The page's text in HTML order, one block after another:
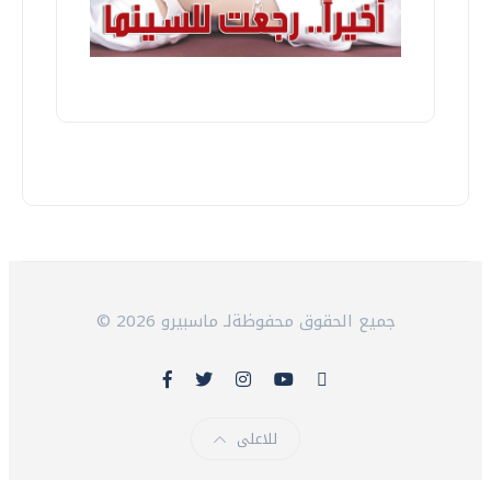
© 2026 جميع الحقوق محفوظةلـ ماسبيرو
للاعلى